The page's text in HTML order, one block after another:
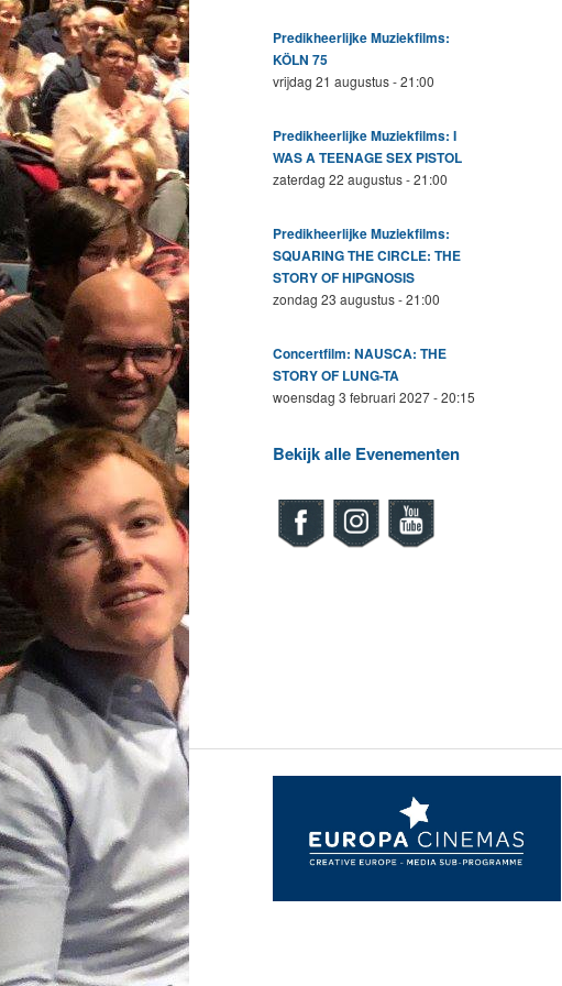
Predikheerlijke Muziekfilms:
KÖLN 75
vrijdag 21 augustus - 21:00
Predikheerlijke Muziekfilms: I
WAS A TEENAGE SEX PISTOL
zaterdag 22 augustus - 21:00
Predikheerlijke Muziekfilms:
SQUARING THE CIRCLE: THE
STORY OF HIPGNOSIS
zondag 23 augustus - 21:00
Concertfilm: NAUSCA: THE
STORY OF LUNG-TA
woensdag 3 februari 2027 - 20:15
Bekijk alle Evenementen